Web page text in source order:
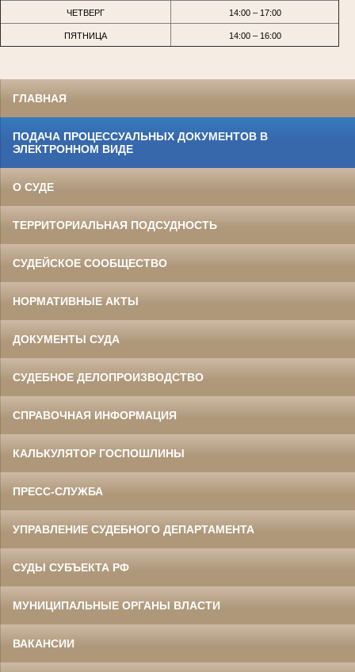
ЧЕТВЕРГ 14:00 – 17:00
ПЯТНИЦА 14:00 – 16:00
ГЛАВНАЯ
ПОДАЧА ПРОЦЕССУАЛЬНЫХ ДОКУМЕНТОВ В
ЭЛЕКТРОННОМ ВИДЕ
О СУДЕ
ТЕРРИТОРИАЛЬНАЯ ПОДСУДНОСТЬ
СУДЕЙСКОЕ СООБЩЕСТВО
НОРМАТИВНЫЕ АКТЫ
ДОКУМЕНТЫ СУДА
СУДЕБНОЕ ДЕЛОПРОИЗВОДСТВО
СПРАВОЧНАЯ ИНФОРМАЦИЯ
КАЛЬКУЛЯТОР ГОСПОШЛИНЫ
ПРЕСС-СЛУЖБА
УПРАВЛЕНИЕ СУДЕБНОГО ДЕПАРТАМЕНТА
СУДЫ СУБЪЕКТА РФ
МУНИЦИПАЛЬНЫЕ ОРГАНЫ ВЛАСТИ
ВАКАНСИИ